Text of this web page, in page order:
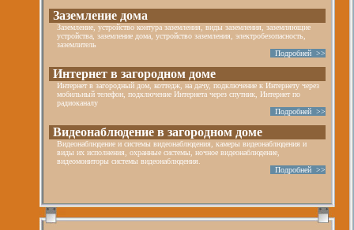
Заземление дома
Заземление, устройство контура заземления, виды заземления, заземляющие
устройства, заземление дома, устройство заземления, электробезопасность,
заземлитель
Подробней >>
Интернет в загородном доме
Интернет в загородный дом, коттедж, на дачу, подключение к Интернету через
мобильный телефон, подключение Интернета через спутник, Интернет по
радиоканалу
Подробней >>
Видеонаблюдение в загородном доме
Видеонаблюдение и системы видеонаблюдения, камеры видеонаблюдения и
виды их исполнения, охранные системы, ночное видеонаблюдение,
видеомониторы системы видеонаблюдения.
Подробней >>